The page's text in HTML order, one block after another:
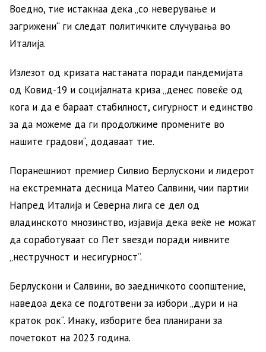
Воедно, тие истакнаа дека „со неверување и
загрижени“ ги следат политичките случувања во
Италија.
Излезот од кризата настаната поради пандемијата
од Ковид-19 и социјалната криза „денес повеќе од
кога и да е бараат стабилност, сигурност и единство
за да можеме да ги продолжиме промените во
нашите градови“, додаваат тие.
Поранешниот премиер Силвио Берлускони и лидерот
на екстремната десница Матео Салвини, чии партии
Напред Италија и Северна лига се дел од
владинското мнозинство, изјавија дека веќе не можат
да соработуваат со Пет ѕвезди поради нивните
„нестручност и несигурност“.
Берлускони и Салвини, во заедничкото соопштение,
наведоа дека се подготвени за избори „дури и на
краток рок“. Инаку, изборите беа планирани за
почетокот на 2023 година.